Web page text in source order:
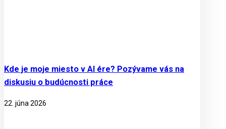
Kde je moje miesto v AI ére? Pozývame vás na
diskusiu o budúcnosti práce
22. júna 2026